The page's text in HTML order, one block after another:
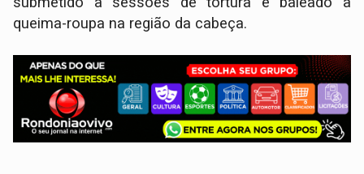
queima-roupa na região da cabeça.